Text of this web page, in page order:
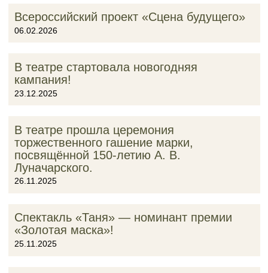
Всероссийский проект «Сцена будущего»
06.02.2026
В театре стартовала новогодняя
кампания!
23.12.2025
В театре прошла церемония
торжественного гашение марки,
посвящённой 150-летию А. В.
Луначарского.
26.11.2025
Спектакль «Таня» — номинант премии
«Золотая маска»!
25.11.2025